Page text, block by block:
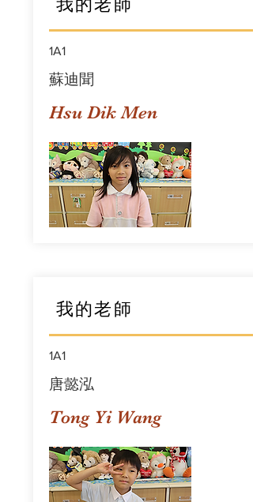
我的老師
1A1
蘇迪聞
Hsu Dik Men
我的老師
1A1
唐懿泓
Tong Yi Wang